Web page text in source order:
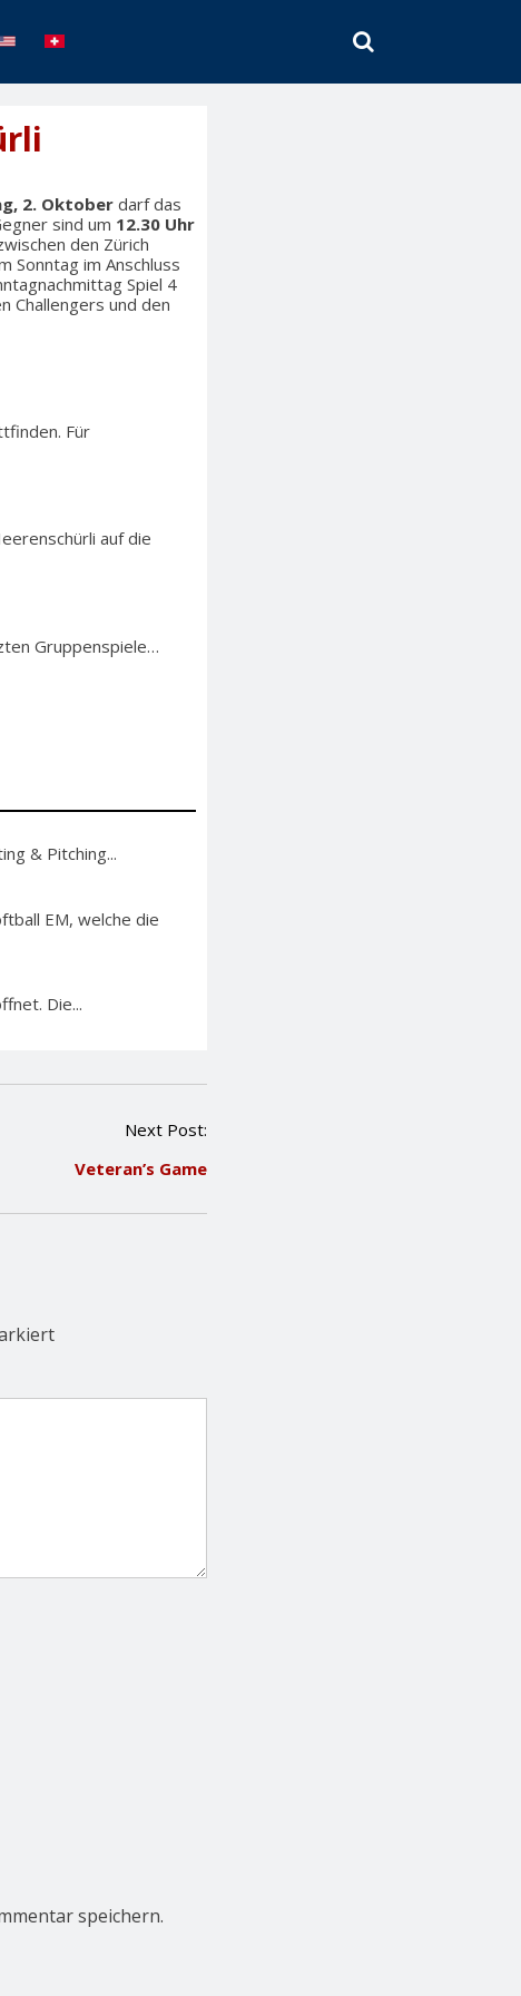
SEARCH
2. Oktoberdarf das
sind um 12.30 Uhr
den Zürich
Sonntag im Anschluss
Spiel 4
Challengers und den
Für
auf die
Gruppenspiele…
& Pitching...
EM, welche die
Die...
Next Post:
Veteran’s Game
speichern.